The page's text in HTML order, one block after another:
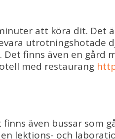
att köra dit. Det
utrotningshotade
finns även en gård
med restaurang
även bussar som
lektions- och